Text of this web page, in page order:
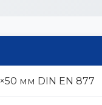
мм DIN EN 877